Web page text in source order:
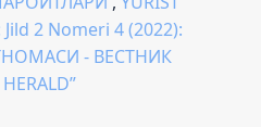
Jild 2 Nomeri 4 (2022):
- ВЕСТНИК